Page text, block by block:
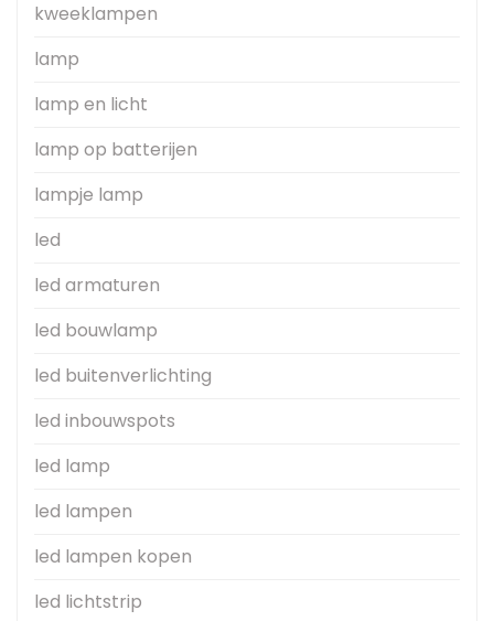
kweeklampen
lamp
lamp en licht
lamp op batterijen
lampje lamp
led
led armaturen
led bouwlamp
led buitenverlichting
led inbouwspots
led lamp
led lampen
led lampen kopen
led lichtstrip